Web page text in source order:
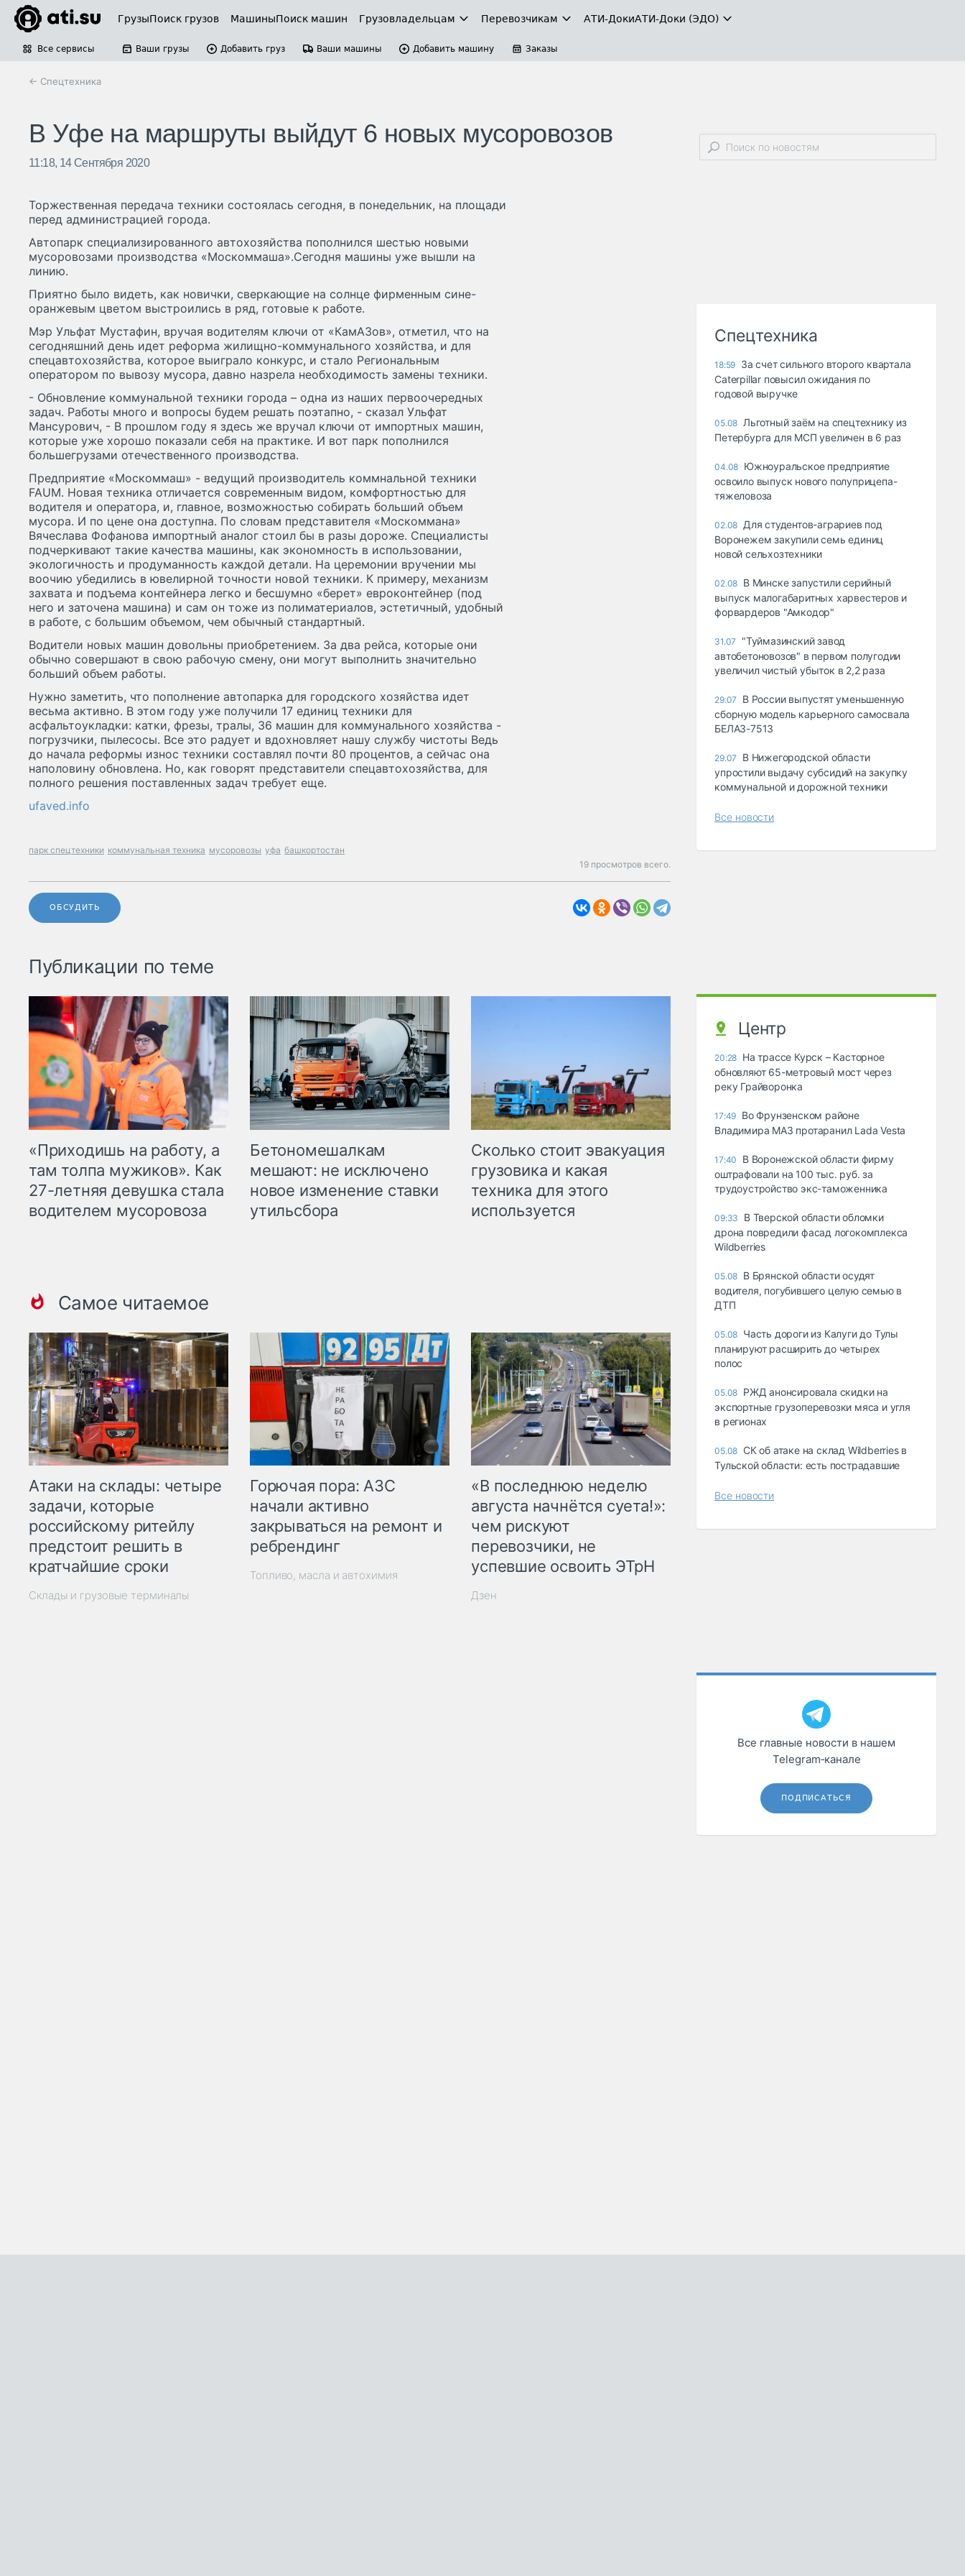
ГрузыПоиск грузов МашиныПоиск машин Грузовладельцам Перевозчикам АТИ-ДокиАТИ-Доки (ЭДО)
Все сервисы Ваши грузы Добавить груз Ваши машины Добавить машину Заказы
← Спецтехника
В Уфе на маршруты выйдут 6 новых мусоровозов
11:18, 14 Сентября 2020
Торжественная передача техники состоялась сегодня, в понедельник, на площади
перед администрацией города.
Автопарк специализированного автохозяйства пополнился шестью новыми
мусоровозами производства «Москоммаша».Сегодня машины уже вышли на
линию.
Приятно было видеть, как новички, сверкающие на солнце фирменным сине-
оранжевым цветом выстроились в ряд, готовые к работе.
Мэр Ульфат Мустафин, вручая водителям ключи от «КамАЗов», отметил, что на
сегодняшний день идет реформа жилищно-коммунального хозяйства, и для
спецавтохозяйства, которое выиграло конкурс, и стало Региональным
оператором по вывозу мусора, давно назрела необходимость замены техники.
- Обновление коммунальной техники города – одна из наших первоочередных
задач. Работы много и вопросы будем решать поэтапно, - сказал Ульфат
Мансурович, - В прошлом году я здесь же вручал ключи от импортных машин,
которые уже хорошо показали себя на практике. И вот парк пополнился
большегрузами отечественного производства.
Предприятие «Москоммаш» - ведущий производитель коммнальной техники
FAUM. Новая техника отличается современным видом, комфортностью для
водителя и оператора, и, главное, возможностью собирать больший объем
мусора. И по цене она доступна. По словам представителя «Москоммана»
Вячеслава Фофанова импортный аналог стоил бы в разы дороже. Специалисты
подчеркивают такие качества машины, как экономность в использовании,
экологичность и продуманность каждой детали. На церемонии вручении мы
воочию убедились в ювелирной точности новой техники. К примеру, механизм
захвата и подъема контейнера легко и бесшумно «берет» евроконтейнер (под
него и заточена машина) и сам он тоже из полиматериалов, эстетичный, удобный
в работе, с большим объемом, чем обычный стандартный.
Водители новых машин довольны приобретением. За два рейса, которые они
обычно совершают в свою рабочую смену, они могут выполнить значительно
больший объем работы.
Нужно заметить, что пополнение автопарка для городского хозяйства идет
весьма активно. В этом году уже получили 17 единиц техники для
асфальтоукладки: катки, фрезы, тралы, 36 машин для коммунального хозяйства -
погрузчики, пылесосы. Все это радует и вдохновляет нашу службу чистоты Ведь
до начала реформы износ техники составлял почти 80 процентов, а сейчас она
наполовину обновлена. Но, как говорят представители спецавтохозяйства, для
полного решения поставленных задач требует еще.
ufaved.info
парк спецтехники коммунальная техника мусоровозы уфа башкортостан
19 просмотров всего.
ОБСУДИТЬ
Публикации по теме
«Приходишь на работу, а
там толпа мужиков». Как
27-летняя девушка стала
водителем мусоровоза
Бетономешалкам
мешают: не исключено
новое изменение ставки
утильсбора
Сколько стоит эвакуация
грузовика и какая
техника для этого
используется
Самое читаемое
Атаки на склады: четыре
задачи, которые
российскому ритейлу
предстоит решить в
кратчайшие сроки
Склады и грузовые терминалы
Горючая пора: АЗС
начали активно
закрываться на ремонт и
ребрендинг
Топливо, масла и автохимия
«В последнюю неделю
августа начнётся суета!»:
чем рискуют
перевозчики, не
успевшие освоить ЭТрН
Дзен
Спецтехника
18:59 За счет сильного второго квартала
Caterpillar повысил ожидания по
годовой выручке
05.08 Льготный заём на спецтехнику из
Петербурга для МСП увеличен в 6 раз
04.08 Южноуральское предприятие
освоило выпуск нового полуприцепа-
тяжеловоза
02.08 Для студентов-аграриев под
Воронежем закупили семь единиц
новой сельхозтехники
02.08 В Минске запустили серийный
выпуск малогабаритных харвестеров и
форвардеров "Амкодор"
31.07
"Туймазинский завод
автобетоновозов" в первом полугодии
увеличил чистый убыток в 2,2 раза
29.07
В России выпустят уменьшенную
сборную модель карьерного самосвала
БЕЛАЗ-7513
29.07
В Нижегородской области
упростили выдачу субсидий на закупку
коммунальной и дорожной техники
Все новости
Центр
20:28 На трассе Курск – Касторное
обновляют 65-метровый мост через
реку Грайворонка
17:49 Во Фрунзенском районе
Владимира МАЗ протаранил Lada Vesta
17:40
В Воронежской области фирму
оштрафовали на 100 тыс. руб. за
трудоустройство экс-таможенника
09:33
В Тверской области обломки
дрона повредили фасад логокомплекса
Wildberries
05.08 В Брянской области осудят
водителя, погубившего целую семью в
ДТП
05.08 Часть дороги из Калуги до Тулы
планируют расширить до четырех
полос
05.08 РЖД анонсировала скидки на
экспортные грузоперевозки мяса и угля
в регионах
05.08 СК об атаке на склад Wildberries в
Тульской области: есть пострадавшие
Все новости
Все главные новости в нашем
Telegram‑канале
ПОДПИСАТЬСЯ